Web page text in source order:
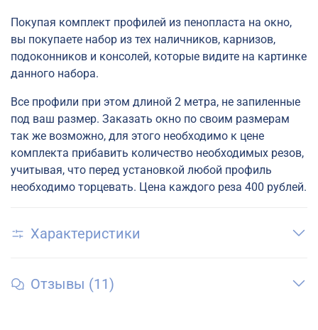
Покупая комплект профилей из пенопласта на окно,
вы покупаете набор из тех наличников, карнизов,
подоконников и консолей, которые видите на картинке
данного набора.
Все профили при этом длиной 2 метра, не запиленные
под ваш размер. Заказать окно по своим размерам
так же возможно, для этого необходимо к цене
комплекта прибавить количество необходимых резов,
учитывая, что перед установкой любой профиль
необходимо торцевать. Цена каждого реза 400 рублей.
Характеристики
Отзывы (11)